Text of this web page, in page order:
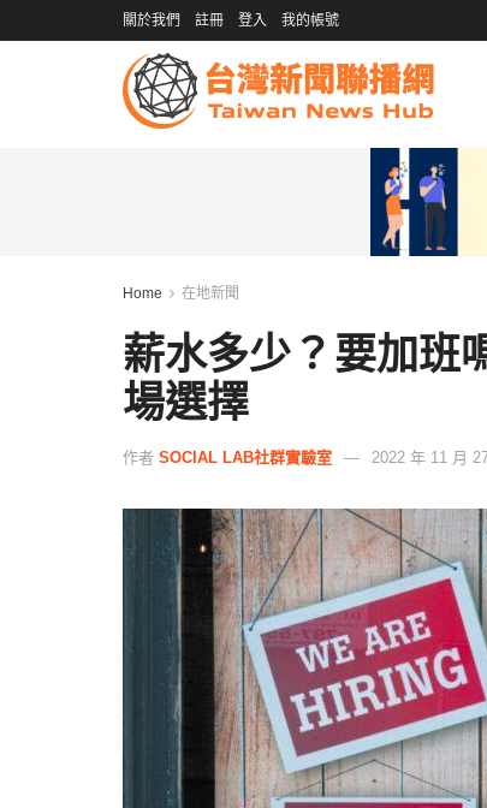
關於我們 註冊 登入 我的帳號
Home 在地新聞
薪水多少？要加班
場選擇
作者 SOCIAL LAB社群實驗室 2022 年 11 月